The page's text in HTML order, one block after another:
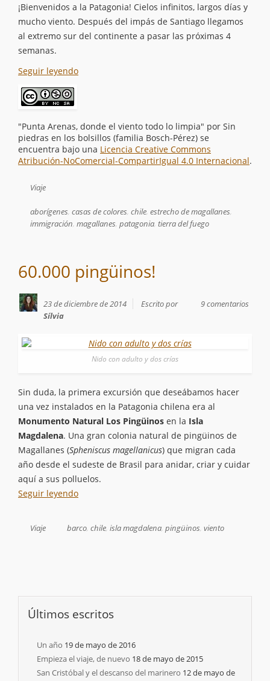
¡Bienvenidos a la Patagonia! Cielos infinitos, largos días y
mucho viento. Después del impás de Santiago llegamos
al extremo sur del continente a pasar las próximas 4
semanas.
Seguir leyendo
"Punta Arenas, donde el viento todo lo limpia" por Sin
piedras en los bolsillos (familia Bosch-Pérez) se
encuentra bajo una Licencia Creative Commons
Atribución-NoComercial-CompartirIgual 4.0 Internacional.
Viaje
aborígenes, casas de colores, chile, estrecho de magallanes,
immigración, magallanes, patagonia, tierra del fuego
60.000 pingüinos!
23 de diciembre de 2014 9 comentarios
Escrito por
Sílvia
Nido con adulto y dos crías
Sin duda, la primera excursión que deseábamos hacer
una vez instalados en la Patagonia chilena era al
Monumento Natural Los Pingüinos en la Isla
Magdalena. Una gran colonia natural de pingüinos de
Magallanes (Spheniscus magellanicus) que migran cada
año desde el sudeste de Brasil para anidar, criar y cuidar
aquí a sus polluelos.
Seguir leyendo
Viaje barco, chile, isla magdalena, pingüinos, viento
Últimos escritos
Un año 19 de mayo de 2016
Empieza el viaje, de nuevo 18 de mayo de 2015
San Cristóbal y el descanso del marinero 12 de mayo de